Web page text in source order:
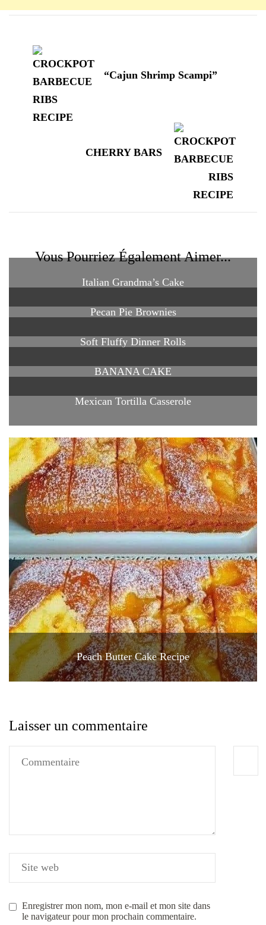
d'article
“Cajun Shrimp Scampi”
CHERRY BARS
Vous Pourriez Également Aimer...
Italian Grandma’s Cake
Pecan Pie Brownies
Soft Fluffy Dinner Rolls
BANANA CAKE
Mexican Tortilla Casserole
Peach Butter Cake Recipe
Laisser un commentaire
Enregistrer mon nom, mon e-mail et mon site dans
le navigateur pour mon prochain commentaire.